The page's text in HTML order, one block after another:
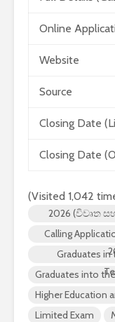
Online
Website
Source
Closing Date
Closing Date
(Visited 1,042
2026 (විවෘත
Calling
Graduates in
Graduates into the
Higher Education
Limited Exam